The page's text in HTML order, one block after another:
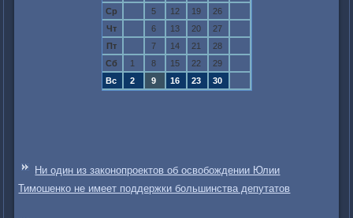
Ср
5 12 19
26
Чт
6 13 20
27
Пт
7 14 21
28
Сб
1 8 15 22
29
Вс
2 9 16 23 30
Ни один из законопроектов об освобождении Юлии
Тимошенко не имеет поддержки большинства депутатов